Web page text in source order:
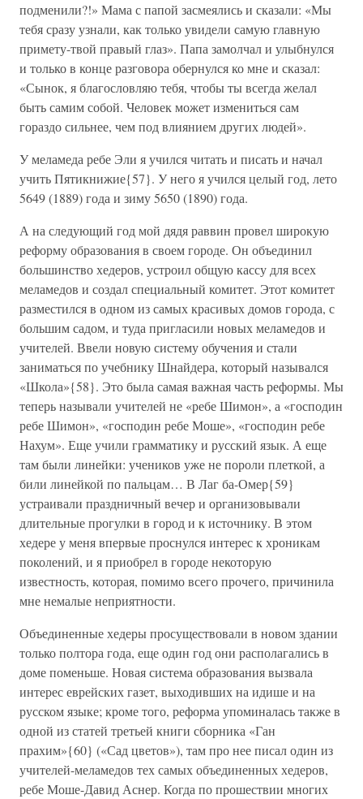
подменили?!» Мама с папой засмеялись и сказали: «Мы
тебя сразу узнали, как только увидели самую главную
примету-твой правый глаз». Папа замолчал и улыбнулся
и только в конце разговора обернулся ко мне и сказал:
«Сынок, я благословляю тебя, чтобы ты всегда желал
быть самим собой. Человек может измениться сам
гораздо сильнее, чем под влиянием других людей».
У меламеда ребе Эли я учился читать и писать и начал
учить Пятикнижие{57}. У него я учился целый год, лето
5649 (1889) года и зиму 5650 (1890) года.
А на следующий год мой дядя раввин провел широкую
реформу образования в своем городе. Он объединил
большинство хедеров, устроил общую кассу для всех
меламедов и создал специальный комитет. Этот комитет
разместился в одном из самых красивых домов города, с
большим садом, и туда пригласили новых меламедов и
учителей. Ввели новую систему обучения и стали
заниматься по учебнику Шнайдера, который назывался
«Школа»{58}. Это была самая важная часть реформы. Мы
теперь называли учителей не «ребе Шимон», а «господин
ребе Шимон», «господин ребе Моше», «господин ребе
Нахум». Еще учили грамматику и русский язык. А еще
там были линейки: учеников уже не пороли плеткой, а
били линейкой по пальцам… В Лаг ба-Омер{59}
устраивали праздничный вечер и организовывали
длительные прогулки в город и к источнику. В этом
хедере у меня впервые проснулся интерес к хроникам
поколений, и я приобрел в городе некоторую
известность, которая, помимо всего прочего, причинила
мне немалые неприятности.
Объединенные хедеры просуществовали в новом здании
только полтора года, еще один год они располагались в
доме поменьше. Новая система образования вызвала
интерес еврейских газет, выходивших на идише и на
русском языке; кроме того, реформа упоминалась также в
одной из статей третьей книги сборника «Ган
прахим»{60} («Сад цветов»), там про нее писал один из
учителей-меламедов тех самых объединенных хедеров,
ребе Моше-Давид Аснер. Когда по прошествии многих